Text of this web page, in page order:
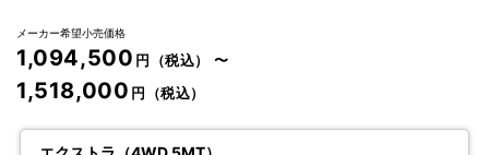
メーカー希望小売価格
1,094,500 円（税込） 〜
1,518,000 円（税込）